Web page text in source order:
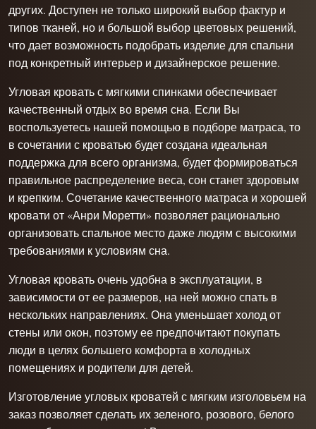
других. Доступен не только широкий выбор фактур и
типов тканей, но и большой выбор цветовых решений,
что дает возможность подобрать изделие для спальни
под конкретный интерьер и дизайнерское решение.
Угловая кровать с мягкими спинками обеспечивает
качественный отдых во время сна. Если Вы
воспользуетесь нашей помощью в подборе матраса, то
в сочетании с кроватью будет создана идеальная
поддержка для всего организма, будет формироваться
правильное распределение веса, сон станет здоровым
и крепким. Сочетание качественного матраса и хорошей
кровати от «Анри Моретти» позволяет рационально
организовать спальное место даже людям с высокими
требованиями к условиям сна.
Угловая кровать очень удобна в эксплуатации, в
зависимости от ее размеров, на ней можно спать в
нескольких направлениях. Она уменьшает холод от
стены или окон, поэтому ее предпочитают покупать
люди в целях большего комфорта в холодных
помещениях и родители для детей.
Изготовление угловых кроватей с мягким изголовьем на
заказ позволяет сделать их зеленого, розового, белого